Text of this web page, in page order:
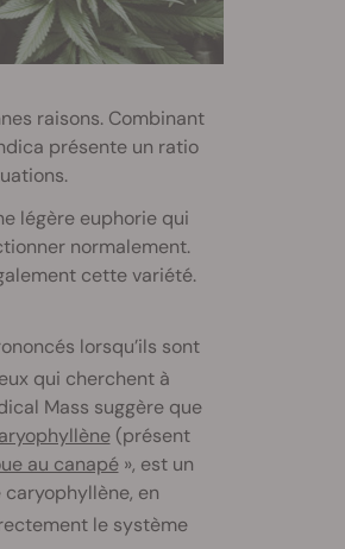
raisons. Combinant
présente un ratio
légère euphorie qui
normalement.
cette variété.
lorsqu’ils sont
qui cherchent à
Mass suggère que
(présent
au canapé», est un
en
le système